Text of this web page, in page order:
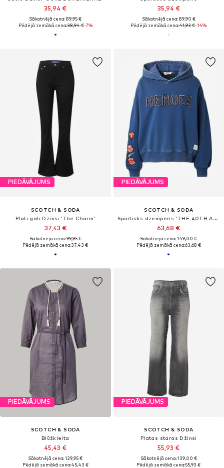
35,94 €
Sākotnējā cena: 89,95 €
Pēdējā zemākā cena:38,94 €-7%
35,94 €
Sākotnējā cena: 89,90 €
Pēdējā zemākā cena:41,93 €-14%
PIEDĀVĀJUMS
SCOTCH & SODA
Plati gali Džinsi 'The Charm'
37,43 €
Sākotnējā cena: 99,95 €
Pēdējā zemākā cena:37,43 €
PIEDĀVĀJUMS
SCOTCH & SODA
Sportisks džemperis 'THE 40TH ANNIVERSARY'
63,68 €
Sākotnējā cena: 149,00 €
Pēdējā zemākā cena:63,68 €
PIEDĀVĀJUMS
SCOTCH & SODA
Blūžkleita
45,43 €
Sākotnējā cena: 129,95 €
Pēdējā zemākā cena:45,43 €
PIEDĀVĀJUMS
SCOTCH & SODA
Platas staras Džinsi
55,93 €
Sākotnējā cena: 139,00 €
Pēdējā zemākā cena:55,93 €